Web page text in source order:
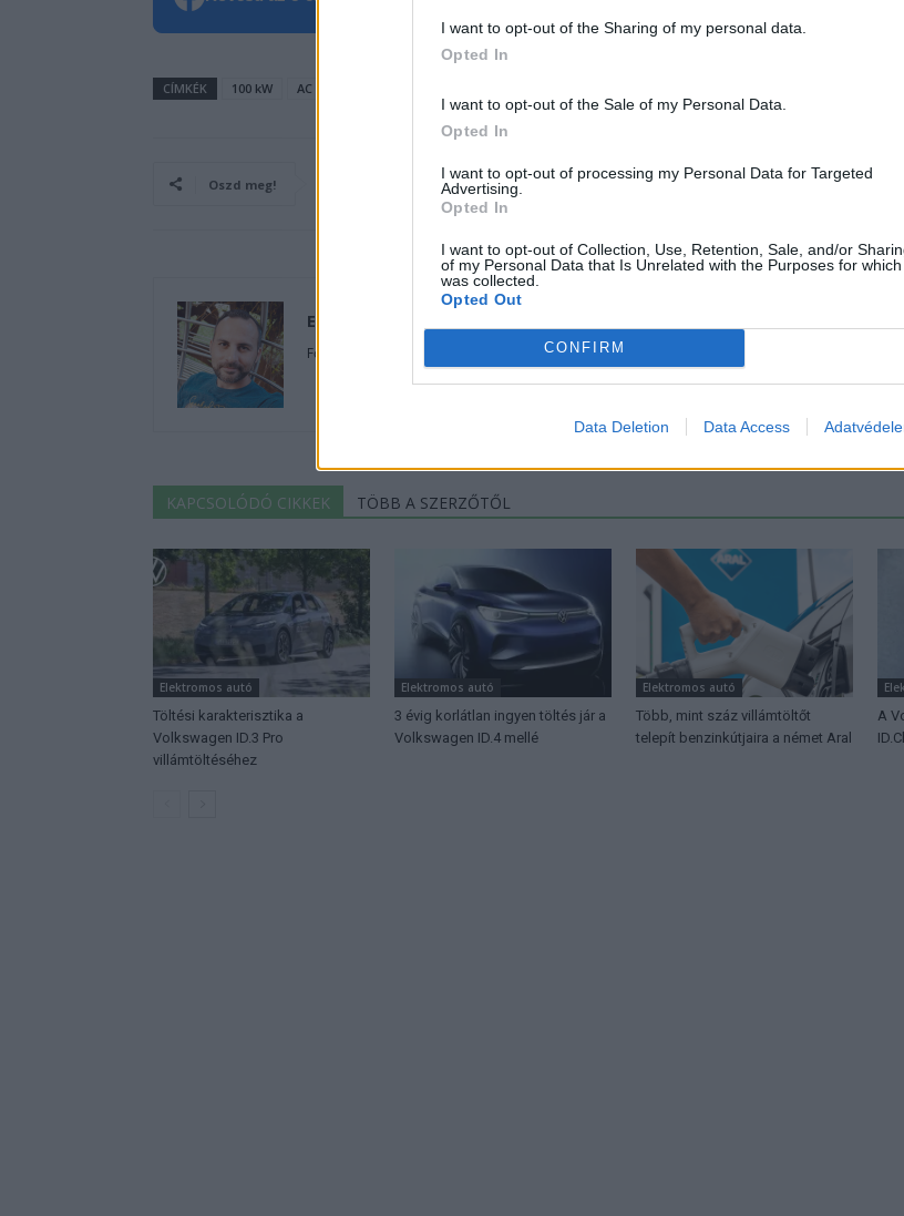
I want to opt-out of the Sharing of my personal data.
Opted In
I want to opt-out of the Sale of my Personal Data.
Opted In
I want to opt-out of processing my Personal Data for Targeted
Advertising.
Opted In
I want to opt-out of Collection, Use, Retention, Sale, and/or
of my Personal Data that Is Unrelated with the Purposes for
was collected.
Opted Out
CONFIRM
Data Deletion Data Access
CÍMKÉK 100 kW AC
Oszd meg!
Eriqo
Főállásban Informatikus kocka, de lelkében elkötelezett gamer, kütyü és immár e-autó rajongó!
KAPCSOLÓDÓ CIKKEK TÖBB A SZERZŐTŐL
Elektromos autó
Töltési karakterisztika a
Volkswagen ID.3 Pro
villámtöltéséhez
Elektromos autó
3 évig korlátlan ingyen töltés jár a
Volkswagen ID.4 mellé
Elektromos autó
Több, mint száz villámtöltőt
telepít benzinkútjaira a német Aral
A